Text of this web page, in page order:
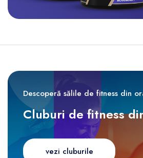
Descoperă sălile de fitness din
Cluburi de fitness
vezi cluburile